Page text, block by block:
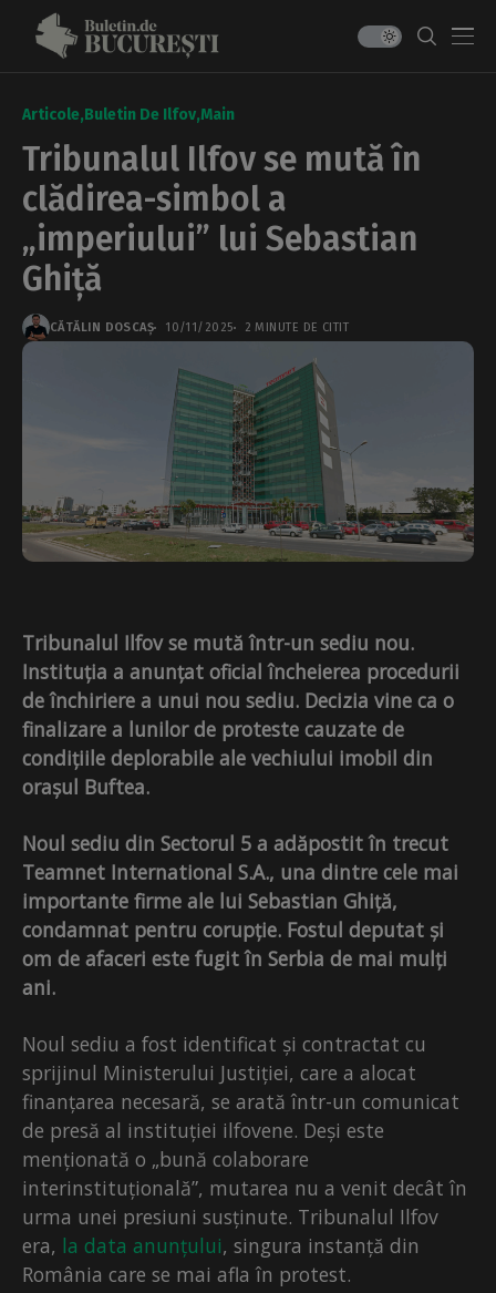
Articole Buletin De Ilfov Main
Tribunalul Ilfov se mută în
clădirea-simbol a
„imperiului” lui Sebastian
Ghiță
CĂTĂLIN DOSCAȘ 10/11/2025 2 MINUTE DE CITIT
Tribunalul Ilfov se mută într-un sediu nou.
Instituția a anunțat oficial încheierea procedurii
de închiriere a unui nou sediu. Decizia vine ca o
finalizare a lunilor de proteste cauzate de
condițiile deplorabile ale vechiului imobil din
orașul Buftea.
Noul sediu din Sectorul 5 a adăpostit în trecut
Teamnet International S.A., una dintre cele mai
importante firme ale lui Sebastian Ghiță,
condamnat pentru corupție. Fostul deputat și
om de afaceri este fugit în Serbia de mai mulți
ani.
Noul sediu a fost identificat și contractat cu
sprijinul Ministerului Justiției, care a alocat
finanțarea necesară, se arată într-un comunicat
de presă al instituției ilfovene. Deși este
menționată o „bună colaborare
interinstituțională”, mutarea nu a venit decât în
urma unei presiuni susținute. Tribunalul Ilfov
era, la data anunțului, singura instanță din
România care se mai afla în protest.